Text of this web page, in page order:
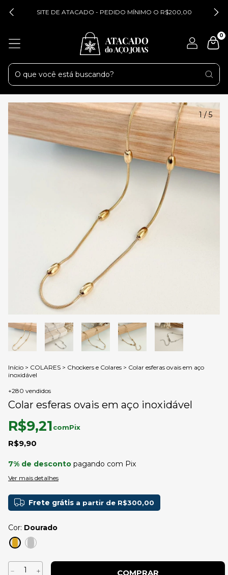
SITE DE ATACADO - PEDIDO MÍNIMO O R$200,00
0
1/5
Início > COLARES > Chockers e Colares > Colar esferas ovais em aço
inoxidável
+280 vendidos
Colar esferas ovais em aço inoxidável
R$9,90
R$9,21comPix
7% de desconto pagando com Pix
Ver mais detalhes
Frete grátis a partir de R$300,00
Cor: Dourado